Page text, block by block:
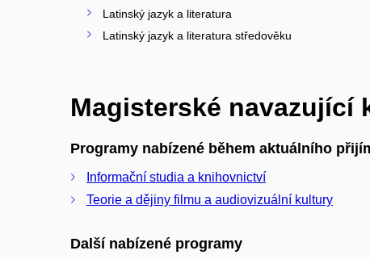
Latinský jazyk a literatura
Latinský jazyk a literatura středověku
Magisterské navazující
Programy nabízené během aktuálního
Informační studia a knihovnictví
Teorie a dějiny filmu a audiovizuální kultury
Další nabízené programy